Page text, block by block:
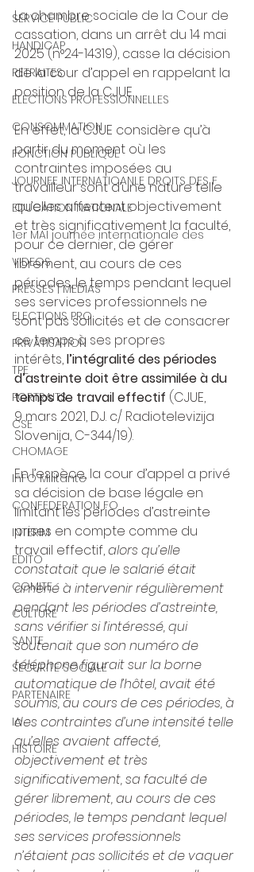
SERVICE PUBLIC
HANDICAP
RETRAITES
ELECTIONS PROFESSIONNELLES
CONSOMMATION
FONCTION PUBLIQUE
JOURNEE INTERNATIOANLE DROITS DES F
EDUCATION NATIONALE
1er MAI journée internationale des
VIDEOS
PRESSES | MEDIAS
ELECTIONS PRO
PRIVATISATION
TPE
PORTRAITS
CSE
CHOMAGE
InFO Militante
CONFEDERATION FO
INTERIM
EDITO
COMITE
CULTURE
SANTE
SECURITE SOCIALE
PARTENAIRE
IA
HISTOIRE
La chambre sociale de la Cour de
cassation, dans un arrêt du 14 mai
2025 (n°24-14319), casse la décision
de la cour d’appel en rappelant la
position de la CJUE.
En effet, la CJUE considère qu’à
partir du moment où les
contraintes imposées au
travailleur sont d’une nature telle
qu’elles affectent objectivement
et très significativement la faculté,
pour ce dernier, de gérer
librement, au cours de ces
périodes, le temps pendant lequel
ses services professionnels ne
sont pas sollicités et de consacrer
ce temps à ses propres
intérêts, l’intégralité des périodes
d’astreinte doit être assimilée à du
temps de travail effectif (CJUE,
9 mars 2021, D.J. c/ Radiotelevizija
Slovenija, C-344/19).
En l’espèce, la cour d’appel a privé
sa décision de base légale en
limitant les périodes d’astreinte
prises en compte comme du
travail effectif, alors qu’elle
constatait que le salarié était
amené à intervenir régulièrement
pendant les périodes d’astreinte,
sans vérifier si l’intéressé, qui
soutenait que son numéro de
téléphone figurait sur la borne
automatique de l’hôtel, avait été
soumis, au cours de ces périodes, à
des contraintes d’une intensité telle
qu’elles avaient affecté,
objectivement et très
significativement, sa faculté de
gérer librement, au cours de ces
périodes, le temps pendant lequel
ses services professionnels
n’étaient pas sollicités et de vaquer